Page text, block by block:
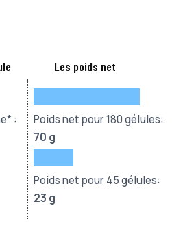
:
Les poids net
Poids net pour 180 gélules:
70 g
Poids net pour 45 gélules:
23 g